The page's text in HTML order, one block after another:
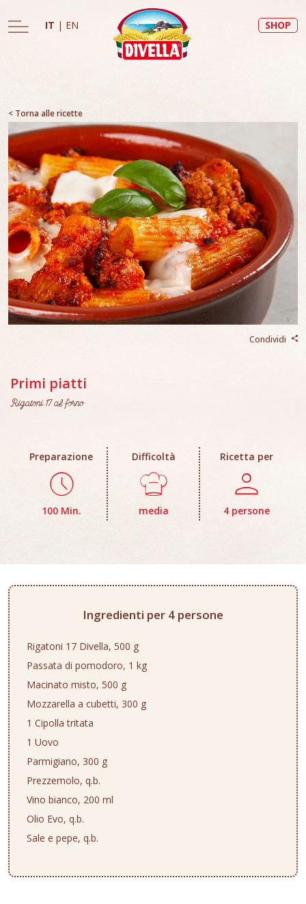
IT | EN SHOP
< Torna alle ricette
Condividi
Primi piatti
Rigatoni 17 al forno
Preparazione
100 Min.
Difficoltà
media
Ricetta per
4 persone
Ingredienti per 4 persone
Rigatoni 17 Divella, 500 g
Passata di pomodoro, 1 kg
Macinato misto, 500 g
Mozzarella a cubetti, 300 g
1 Cipolla tritata
1 Uovo
Parmigiano, 300 g
Prezzemolo, q.b.
Vino bianco, 200 ml
Olio Evo, q.b.
Sale e pepe, q.b.